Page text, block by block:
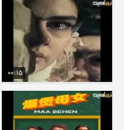
00:15